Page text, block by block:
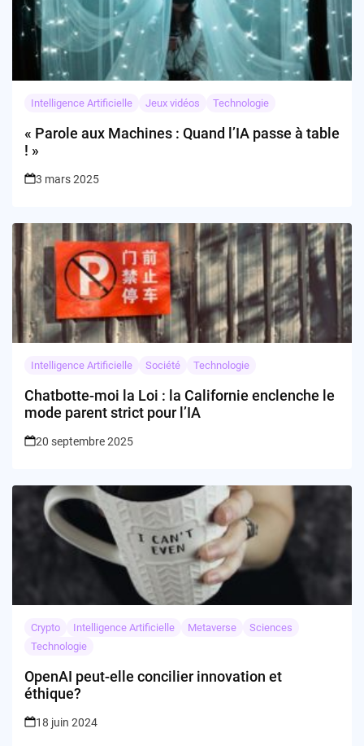
Intelligence Artificielle Jeux vidéos Technologie
« Parole aux Machines : Quand l’IA passe à table
! »
3 mars 2025
Intelligence Artificielle Société Technologie
Chatbotte-moi la Loi : la Californie enclenche le
mode parent strict pour l’IA
20 septembre 2025
Crypto Intelligence Artificielle Metaverse
Sciences
Technologie
OpenAI peut-elle concilier innovation et
éthique?
18 juin 2024